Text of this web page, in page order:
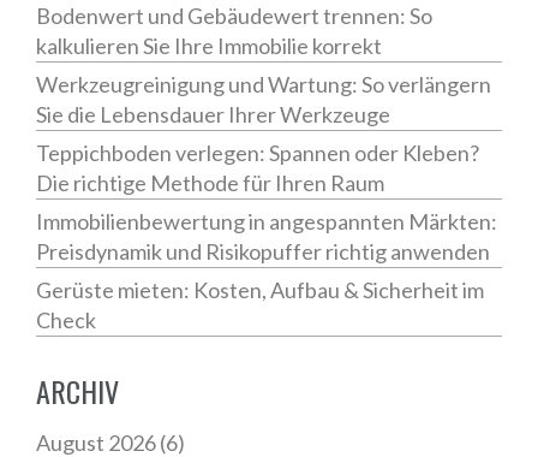
Bodenwert und Gebäudewert trennen: So
kalkulieren Sie Ihre Immobilie korrekt
Werkzeugreinigung und Wartung: So verlängern
Sie die Lebensdauer Ihrer Werkzeuge
Teppichboden verlegen: Spannen oder Kleben?
Die richtige Methode für Ihren Raum
Immobilienbewertung in angespannten Märkten:
Preisdynamik und Risikopuffer richtig anwenden
Gerüste mieten: Kosten, Aufbau & Sicherheit im
Check
ARCHIV
August 2026(6)